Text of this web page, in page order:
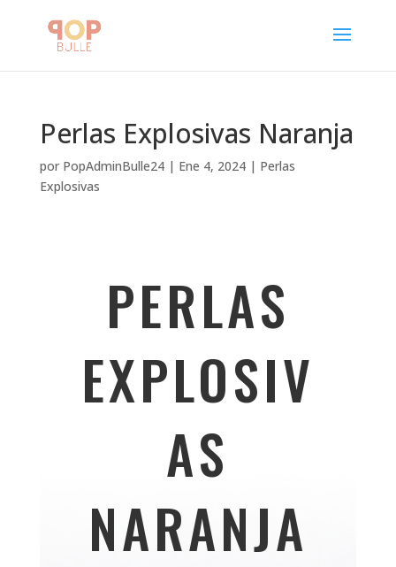
Perlas Explosivas Naranja
por PopAdminBulle24| Ene 4, 2024| Perlas
Explosivas
PERLAS
EXPLOSIV
AS
NARANJA